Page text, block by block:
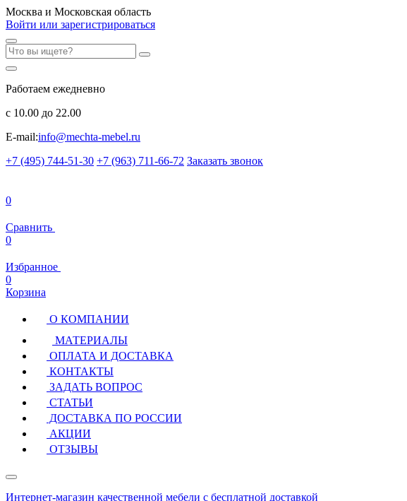
Москва и Московская область
Войти или зарегистрироваться
Работаем ежедневно
с 10.00 до 22.00
E-mail:info@mechta-mebel.ru
+7 (495) 744-51-30 +7 (963) 711-66-72 Заказать звонок
0
Сравнить
0
Избранное
0
Корзина
О КОМПАНИИ
МАТЕРИАЛЫ
ОПЛАТА И ДОСТАВКА
КОНТАКТЫ
ЗАДАТЬ ВОПРОС
СТАТЬИ
ДОСТАВКА ПО РОССИИ
АКЦИИ
ОТЗЫВЫ
Интернет-магазин качественной мебели с бесплатной доставкой